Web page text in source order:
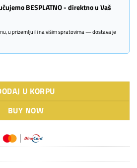
BESPLATNO - direktno u Vaš
u prizemlju ili na višim spratovima — dostava je
stena siva sa p.č. količina
U KORPU
BUY NOW